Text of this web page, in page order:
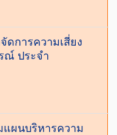
ดการความเสี่ยง
ณ์ ประจำ
แผนบริหารความ